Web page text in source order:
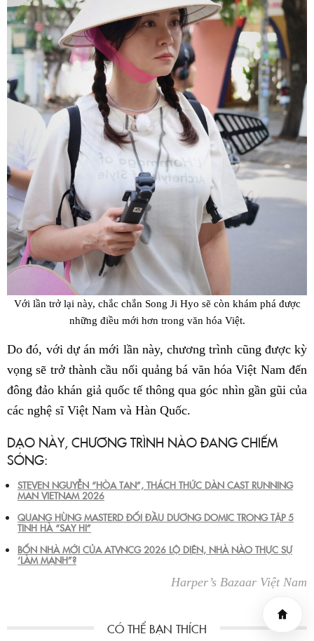
Với lần trở lại này, chắc chắn Song Ji Hyo sẽ còn khám phá được
những điều mới hơn trong văn hóa Việt.
Do đó, với dự án mới lần này, chương trình cũng được kỳ
vọng sẽ trở thành cầu nối quảng bá văn hóa Việt Nam đến
đông đảo khán giả quốc tế thông qua góc nhìn gần gũi của
các nghệ sĩ Việt Nam và Hàn Quốc.
DẠO NÀY, CHƯƠNG TRÌNH NÀO ĐANG CHIẾM
SÓNG:
STEVEN NGUYỄN “HÒA TAN”, THÁCH THỨC DÀN CAST RUNNING
MAN VIETNAM 2026
QUANG HÙNG MASTERD ĐỐI ĐẦU DƯƠNG DOMIC TRONG TẬP 5
TINH HÀ “SAY HI”
BỐN NHÀ MỚI CỦA ATVNCG 2026 LỘ DIỆN, NHÀ NÀO THỰC SỰ
‘LÀM MẠNH”?
Harper’s Bazaar Việt Nam